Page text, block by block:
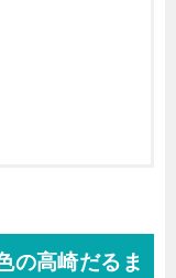
の高崎だるま